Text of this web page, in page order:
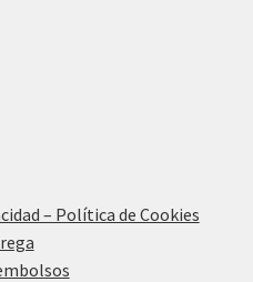
– Política de Cookies